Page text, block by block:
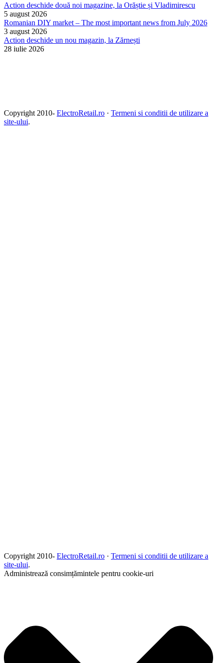
Action deschide două noi magazine, la Orăștie și Vladimirescu
5 august 2026
Romanian DIY market – The most important news from July 2026
3 august 2026
Action deschide un nou magazin, la Zărnești
28 iulie 2026
Copyright 2010- ElectroRetail.ro · Termeni si conditii de utilizare a
site-ului.
Copyright 2010- ElectroRetail.ro · Termeni si conditii de utilizare a
site-ului.
Administrează consimțămintele pentru cookie-uri